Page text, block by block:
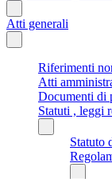
Atti generali
Riferimenti
Atti
Documenti di
Statuti , leggi
Statuto